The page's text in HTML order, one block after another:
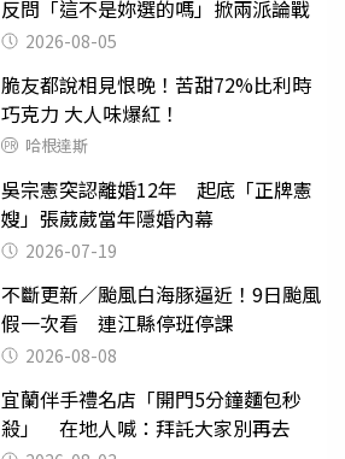
反問「這不是妳選的嗎」掀兩派論戰
2026-08-05
脆友都說相見恨晚！苦甜72%比利時
巧克力 大人味爆紅！
哈根達斯
吳宗憲突認離婚12年 起底「正牌憲
嫂」張葳葳當年隱婚內幕
2026-07-19
不斷更新／颱風白海豚逼近！9日颱風
假一次看 連江縣停班停課
2026-08-08
宜蘭伴手禮名店「開門5分鐘麵包秒
殺」 在地人喊：拜託大家別再去